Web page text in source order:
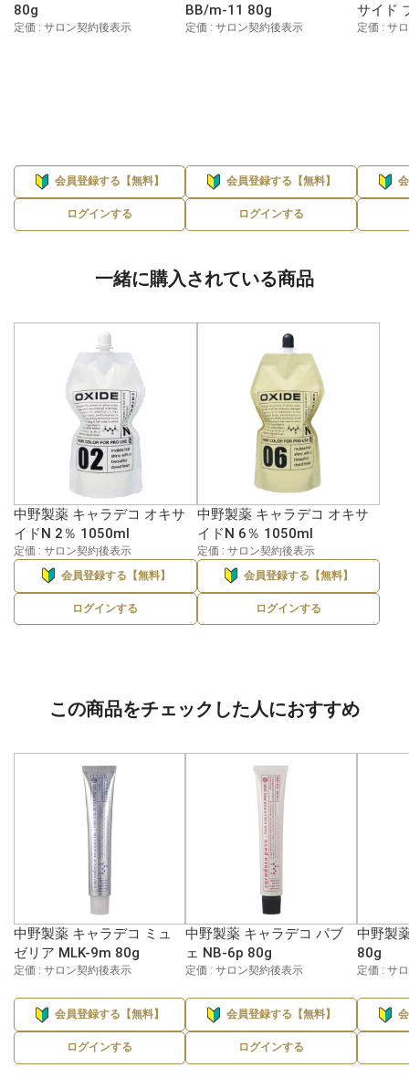
80g
定価 : サロン契約後表示
会員登録する【無料】
ログインする
BB/m-11 80g
定価 : サロン契約後表示
会員登録する【無料】
ログインする
サイド
定価 : サ
一緒に購入されている商品
中野製薬 キャラデコ オキサ
イドN 2％ 1050ml
定価 : サロン契約後表示
会員登録する【無料】
ログインする
中野製薬 キャラデコ オキサ
イドN 6％ 1050ml
定価 : サロン契約後表示
会員登録する【無料】
ログインする
この商品をチェックした人におすすめ
中野製薬 キャラデコ ミュ
ゼリア MLK-9m 80g
定価 : サロン契約後表示
会員登録する【無料】
ログインする
中野製薬 キャラデコ パブ
ェ NB-6p 80g
定価 : サロン契約後表示
会員登録する【無料】
ログインする
中野製
80g
定価 : サ